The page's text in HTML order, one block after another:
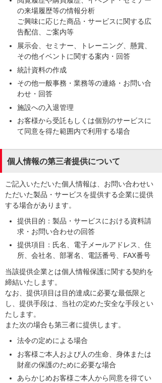
の来場履歴等の情報分析
ご興味に応じた商品・サービスに関する広
告配信、ご案内等
展示会、セミナー、トレーニング、懸賞、
その他イベントに関する案内・回答
統計資料の作成
その他一般事務・業務等の連絡・お問い合
わせ・回答
施設への入退管理
お客様から受託もしくは個別のサービスに
て同意を得た範囲内で利用する場合
個人情報の第三者提供について
ご記入いただいた個人情報は、お問い合わせい
ただいた製品・サービスを提供する企業に提供
する場合があります。
提供目的：製品・サービスにおける資料請
求・お問い合わせの回答
提供項目：氏名、電子メールアドレス、住
所、会社名、部署名、電話番号、FAX番号
当該提供企業とは個人情報保護に関する契約を
締結いたします。
なお、提供項目は目的達成に必要な最低限と
し、提供手段は、当社の定めた安全な手段とい
たします。
また次の場合も第三者に提供します。
法令の定めによる場合
お客様ご本人および人の生命、身体または
財産の保護のために必要な場合
あらかじめお客様ご本人から同意を得てい